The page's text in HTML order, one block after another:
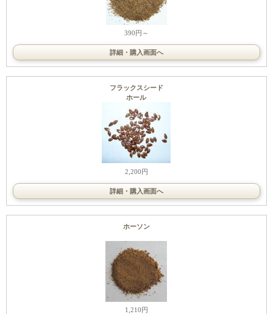
390円～
詳細・購入画面へ
フラックスシード
ホール
2,200円
詳細・購入画面へ
ホーソン
1,210円